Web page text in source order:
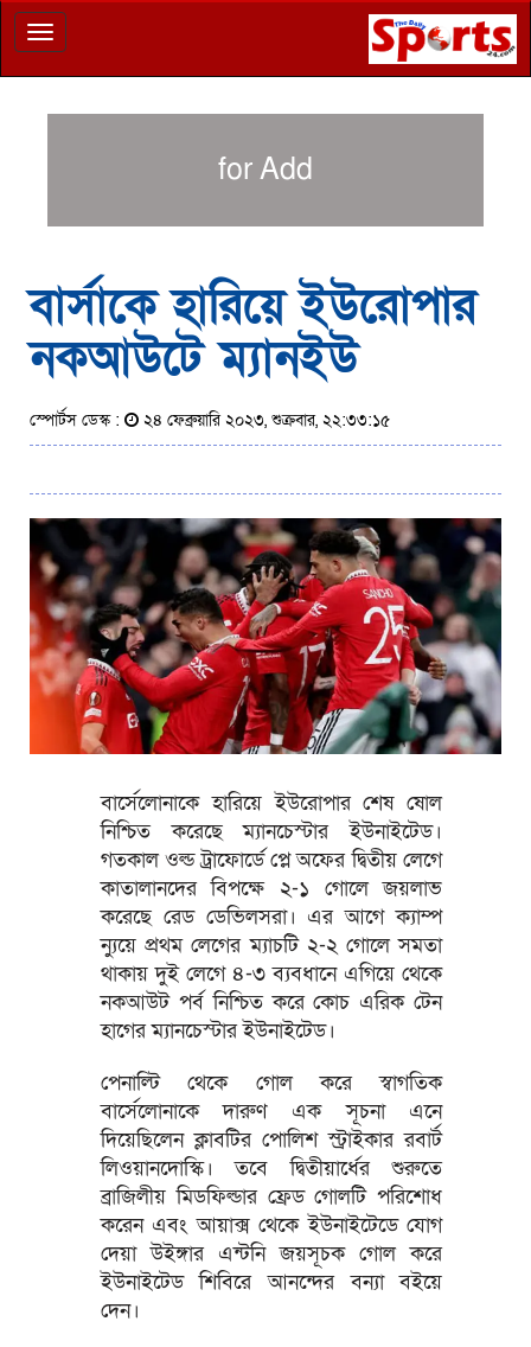
Toggle
navigation
for Add
বার্সাকে হারিয়ে ইউরোপার
নকআউটে ম্যানইউ
স্পোর্টস ডেস্ক : ২৪ ফেব্রুয়ারি ২০২৩, শুক্রবার, ২২:৩৩:১৫
বার্সেলোনাকে হারিয়ে ইউরোপার শেষ ষোল
নিশ্চিত করেছে ম্যানচেস্টার ইউনাইটেড।
গতকাল ওল্ড ট্রাফোর্ডে প্লে অফের দ্বিতীয় লেগে
কাতালানদের বিপক্ষে ২-১ গোলে জয়লাভ
করেছে রেড ডেভিলসরা। এর আগে ক্যাম্প
ন্যুয়ে প্রথম লেগের ম্যাচটি ২-২ গোলে সমতা
থাকায় দুই লেগে ৪-৩ ব্যবধানে এগিয়ে থেকে
নকআউট পর্ব নিশ্চিত করে কোচ এরিক টেন
হাগের ম্যানচেস্টার ইউনাইটেড।
পেনাল্টি থেকে গোল করে স্বাগতিক
বার্সেলোনাকে দারুণ এক সূচনা এনে
দিয়েছিলেন ক্লাবটির পোলিশ স্ট্রাইকার রবার্ট
লিওয়ানদোস্কি। তবে দ্বিতীয়ার্ধের শুরুতে
ব্রাজিলীয় মিডফিল্ডার ফ্রেড গোলটি পরিশোধ
করেন এবং আয়াক্স থেকে ইউনাইটেডে যোগ
দেয়া উইঙ্গার এন্টনি জয়সূচক গোল করে
ইউনাইটেড শিবিরে আনন্দের বন্যা বইয়ে
দেন।